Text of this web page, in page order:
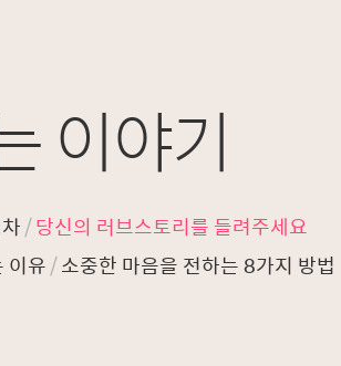
이야기
/당신의 러브스토리를 들려주세요
이유/소중한 마음을 전하는 8가지 방법